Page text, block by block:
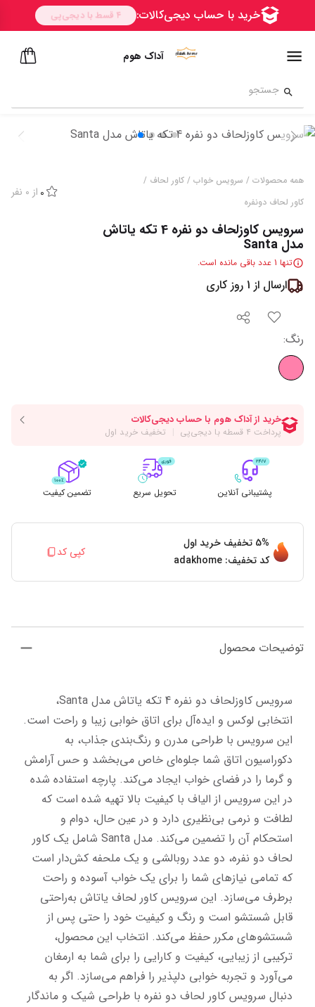
آداک هوم
همه محصولات / سرویس خواب / کاور لحاف /
کاور لحاف دونفره
0 از 0 نفر
سرویس کاوزلحاف دو نفره 4 تکه یاتاش
مدل Santa
تنها 1 عدد باقی مانده است.
ارسال از 1 روز کاری
رنگ:
پشتیبانی آنلاین تحویل سریع تضمین کیفیت
5% تخفیف خرید اول
کد تخفیف: adakhome
کپی کد
توضیحات محصول